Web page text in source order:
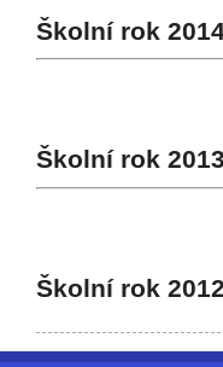
Školní rok
Školní rok
Školní rok